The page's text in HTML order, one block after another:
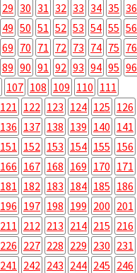
29 30 31 32 33 34 35 36
49 50 51 52 53 54 55 56
69 70 71 72 73 74 75 76
89 90 91 92 93 94 95 96
107 108 109 110 111
121 122 123 124 125 126
136 137 138 139 140 141
151 152 153 154 155 156
166 167 168 169 170 171
181 182 183 184 185 186
196 197 198 199 200 201
211 212 213 214 215 216
226 227 228 229 230 231
241 242 243 244 245 246